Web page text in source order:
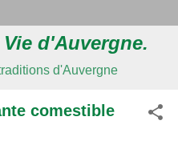
d'Auvergne.
d'Auvergne
comestible